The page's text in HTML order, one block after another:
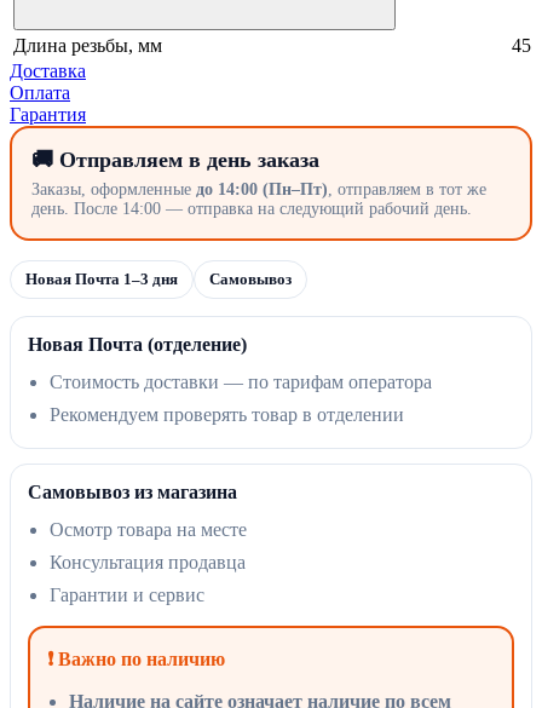
Длина резьбы, мм
45
Доставка
Оплата
Гарантия
🚚 Отправляем в день заказа
Заказы, оформленные до 14:00 (Пн–Пт) , отправляем в тот же
день. После 14:00 — отправка на следующий рабочий день.
Новая Почта 1–3 дня Самовывоз
Новая Почта (отделение)
Стоимость доставки — по тарифам оператора
Рекомендуем проверять товар в отделении
Самовывоз из магазина
Осмотр товара на месте
Консультация продавца
Гарантии и сервис
❗ Важно по наличию
Наличие на сайте означает наличие по всем